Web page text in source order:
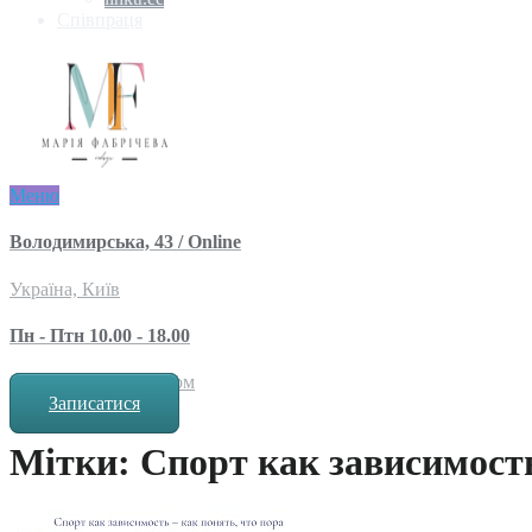
Меню
Володимирська, 43 / Online
Україна, Київ
Пн - Птн 10.00 - 18.00
за попереднім записом
Записатися
Мітки: Спорт как